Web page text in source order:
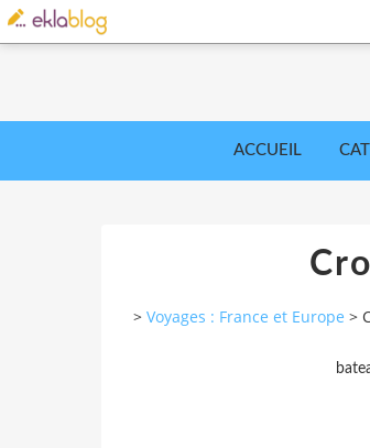
ACCUEIL
> Voyages : France et Europe >